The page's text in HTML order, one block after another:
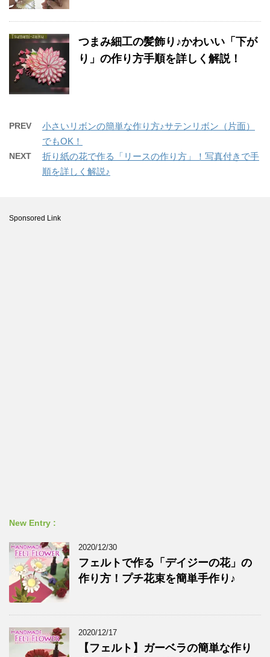
つまみ細工の髪飾り♪かわいい「下が
り」の作り方手順を詳しく解説！
PREV
小さいリボンの簡単な作り方♪サテンリボン（片面）
でもOK！
NEXT
折り紙の花で作る「リースの作り方」！写真付きで手
順を詳しく解説♪
Sponsored Link
New Entry :
2020/12/30
フェルトで作る「デイジーの花」の
作り方！プチ花束を簡単手作り♪
2020/12/17
【フェルト】ガーベラの簡単な作り